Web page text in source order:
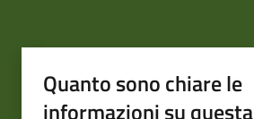
Quanto sono chiare le
informazioni su questa